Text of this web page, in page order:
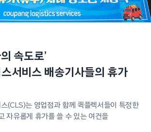
속도로’
서비스 배송기사들의 휴가
(CLS)는 영업점과 함께 퀵플렉서들이 특정한
자유롭게 휴가를 쓸 수 있는 여건을